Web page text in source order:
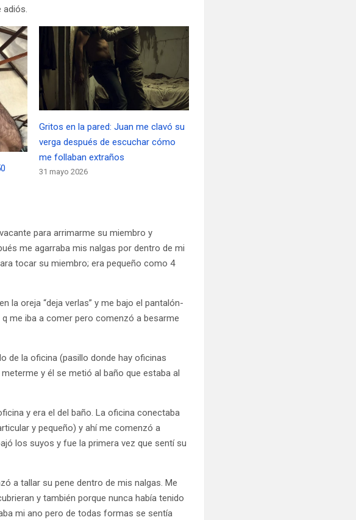
adiós.
Gritos en la pared: Juan me clavó su
verga después de escuchar cómo
me follaban extraños
31 mayo 2026
para arrimarme su miembro y
me agarraba mis nalgas por dentro de mi
tocar su miembro; era pequeño como 4
la oreja “deja verlas” y me bajo el pantalón-
me iba a comer pero comenzó a besarme
de la oficina (pasillo donde hay oficinas
y él se metió al baño que estaba al
y era el del baño. La oficina conectaba
y pequeño) y ahí me comenzó a
los suyos y fue la primera vez que sentí su
a tallar su pene dentro de mis nalgas. Me
y también porque nunca había tenido
mi ano pero de todas formas se sentía